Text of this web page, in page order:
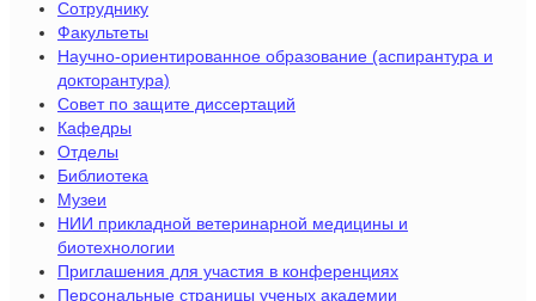
Сотруднику
Факультеты
Научно-ориентированное образование (аспирантура и
докторантура)
Совет по защите диссертаций
Кафедры
Отделы
Библиотека
Музеи
НИИ прикладной ветеринарной медицины и
биотехнологии
Приглашения для участия в конференциях
Персональные страницы ученых академии